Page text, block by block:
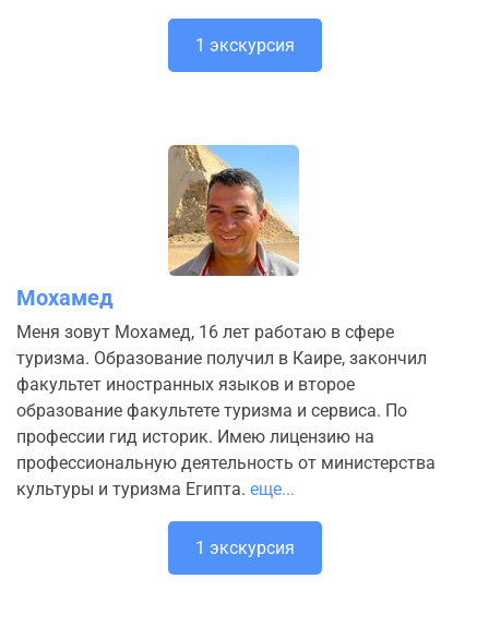
1 экскурсия
Мохамед
Меня зовут Мохамед, 16 лет работаю в сфере
туризма. Образование получил в Каире, закончил
факультет иностранных языков и второе
образование факультете туризма и сервиса. По
профессии гид историк. Имею лицензию на
профессиональную деятельность от министерства
культуры и туризма Египта. еще...
1 экскурсия